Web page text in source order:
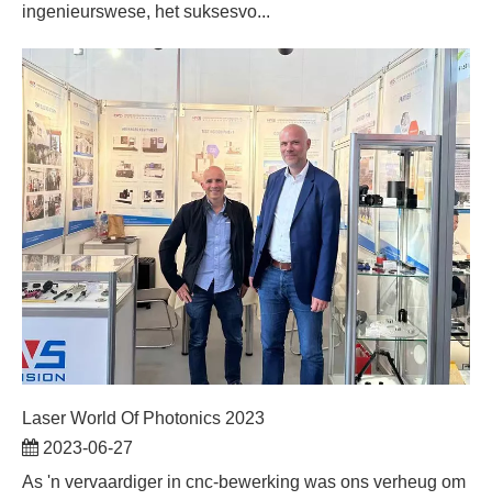
ingenieurswese, het suksesvo...
Laser World Of Photonics 2023
2023-06-27
As 'n vervaardiger in cnc-bewerking was ons verheug om